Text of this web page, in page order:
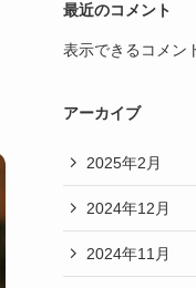
最近のコメント
表示できるコメン
アーカイブ
2025年2月
2024年12月
2024年11月